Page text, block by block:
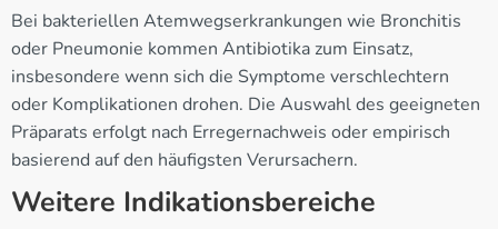
Bei bakteriellen Atemwegserkrankungen wie Bronchitis
oder Pneumonie kommen Antibiotika zum Einsatz,
insbesondere wenn sich die Symptome verschlechtern
oder Komplikationen drohen. Die Auswahl des geeigneten
Präparats erfolgt nach Erregernachweis oder empirisch
basierend auf den häufigsten Verursachern.
Weitere Indikationsbereiche